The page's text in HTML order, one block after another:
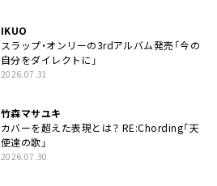
IKUO
スラップ・オンリーの3rdアルバム発売「今の
自分をダイレクトに」
2026.07.31
竹森マサユキ
カバーを超えた表現とは？ RE:Chording「天
使達の歌」
2026.07.30